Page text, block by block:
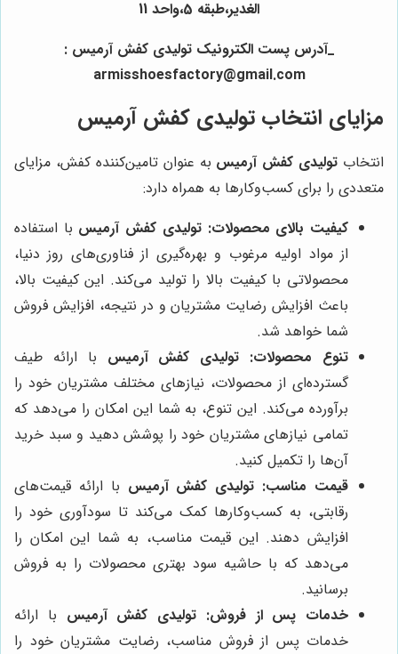
الغدیر،طبقه 5،واحد 11
_آدرس پست الکترونیک تولیدی کفش آرمیس :
armisshoesfactory@gmail.com
مزایای انتخاب تولیدی کفش آرمیس
انتخاب تولیدی کفش آرمیس به عنوان تامین‌کننده کفش، مزایای
متعددی را برای کسب‌وکارها به همراه دارد:
کیفیت بالای محصولات: تولیدی کفش آرمیس با استفاده
از مواد اولیه مرغوب و بهره‌گیری از فناوری‌های روز دنیا،
محصولاتی با کیفیت بالا را تولید می‌کند. این کیفیت بالا،
باعث افزایش رضایت مشتریان و در نتیجه، افزایش فروش
شما خواهد شد.
تنوع محصولات: تولیدی کفش آرمیس با ارائه طیف
گسترده‌ای از محصولات، نیازهای مختلف مشتریان خود را
برآورده می‌کند. این تنوع، به شما این امکان را می‌دهد که
تمامی نیازهای مشتریان خود را پوشش دهید و سبد خرید
آن‌ها را تکمیل کنید.
قیمت مناسب: تولیدی کفش آرمیس با ارائه قیمت‌های
رقابتی، به کسب‌وکارها کمک می‌کند تا سودآوری خود را
افزایش دهند. این قیمت مناسب، به شما این امکان را
می‌دهد که با حاشیه سود بهتری محصولات را به فروش
برسانید.
خدمات پس از فروش: تولیدی کفش آرمیس با ارائه
خدمات پس از فروش مناسب، رضایت مشتریان خود را